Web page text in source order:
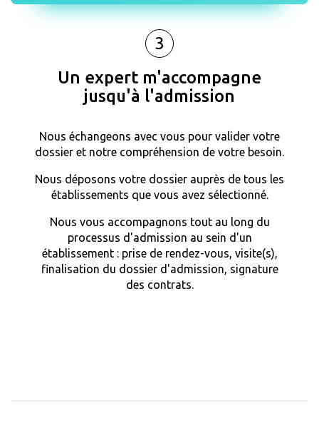
3
Un expert m'accompagne
jusqu'à l'admission
Nous échangeons avec vous pour valider votre
dossier et notre compréhension de votre besoin.
Nous déposons votre dossier auprès de tous les
établissements que vous avez sélectionné.
Nous vous accompagnons tout au long du
processus d'admission au sein d'un
établissement : prise de rendez-vous, visite(s),
finalisation du dossier d'admission, signature
des contrats.